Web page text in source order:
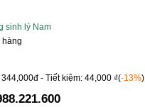
sinh lý Nam
hàng
- Tiết kiệm: 44,000 ₫(-13%)